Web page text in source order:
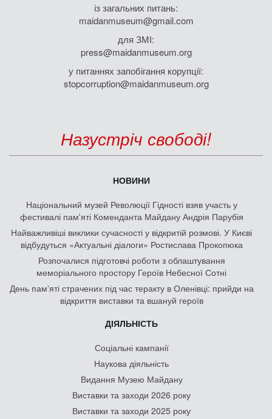
із загальних питань:
maidanmuseum@gmail.com
для ЗМІ:
press@maidanmuseum.org
у питаннях запобігання корупції:
stopcorruption@maidanmuseum.org
Назустріч свободі!
НОВИНИ
Національний музей Революції Гідності взяв участь у
фестивалі пам'яті Коменданта Майдану Андрія Парубія
Найважливіші виклики сучасності у відкритій розмові. У Києві
відбудуться «Актуальні діалоги» Ростислава Прокопюка
Розпочалися підготовчі роботи з облаштування
меморіального простору Героїв Небесної Сотні
День памʼяті страчених під час теракту в Оленівці: прийди на
відкриття виставки та вшануй героїв
ДІЯЛЬНІСТЬ
Соціальні кампанії
Наукова діяльність
Видання Музею Майдану
Виставки та заходи 2026 року
Виставки та заходи 2025 року